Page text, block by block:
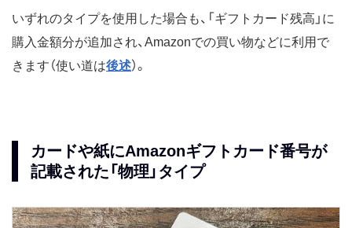
いずれのタイプを使用した場合も、「ギフトカード残高」に
購入金額分が追加され、Amazonでの買い物などに利用で
きます（使い道は後述）。
カードや紙にAmazonギフトカード番号が
記載された「物理」タイプ